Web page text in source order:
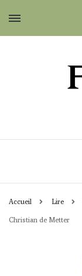
Accueil Lire
Christian de Metter